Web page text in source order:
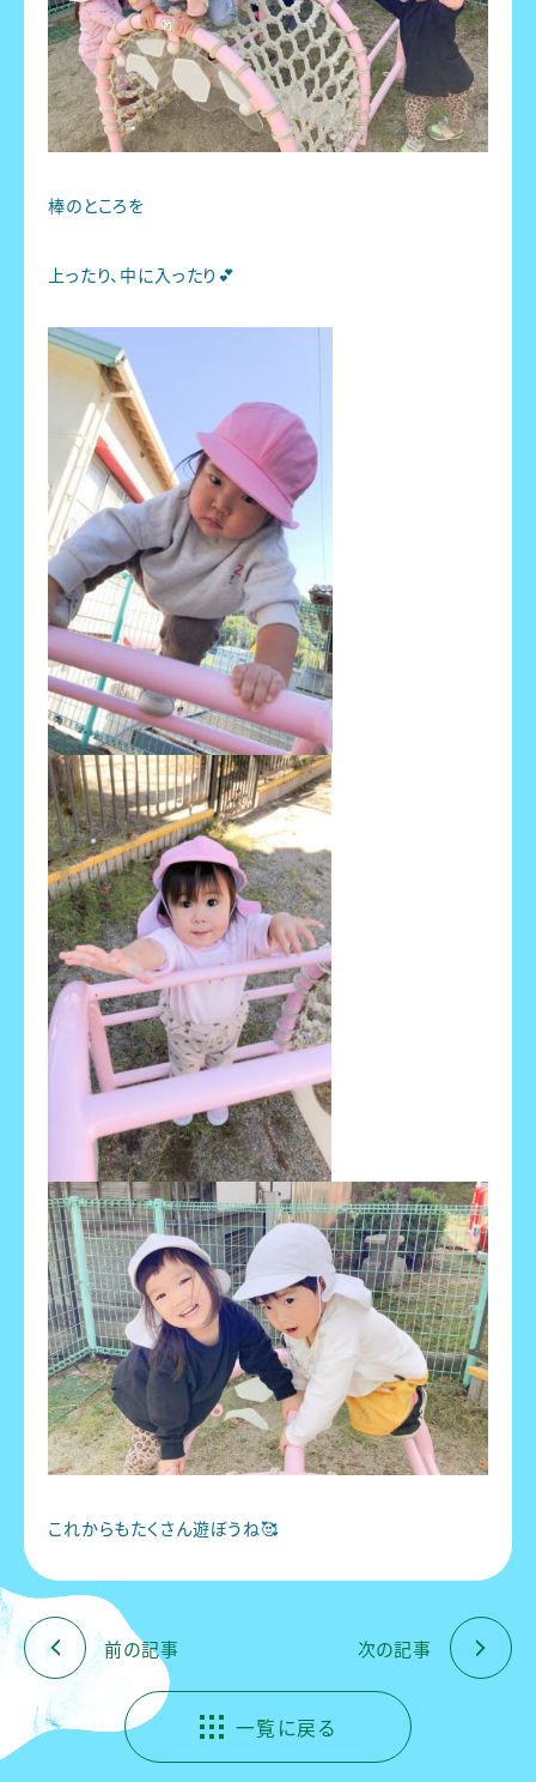
棒のところを
上ったり、中に入ったり💕
これからもたくさん遊ぼうね🥰
前の記事 次の記事
一覧に戻る